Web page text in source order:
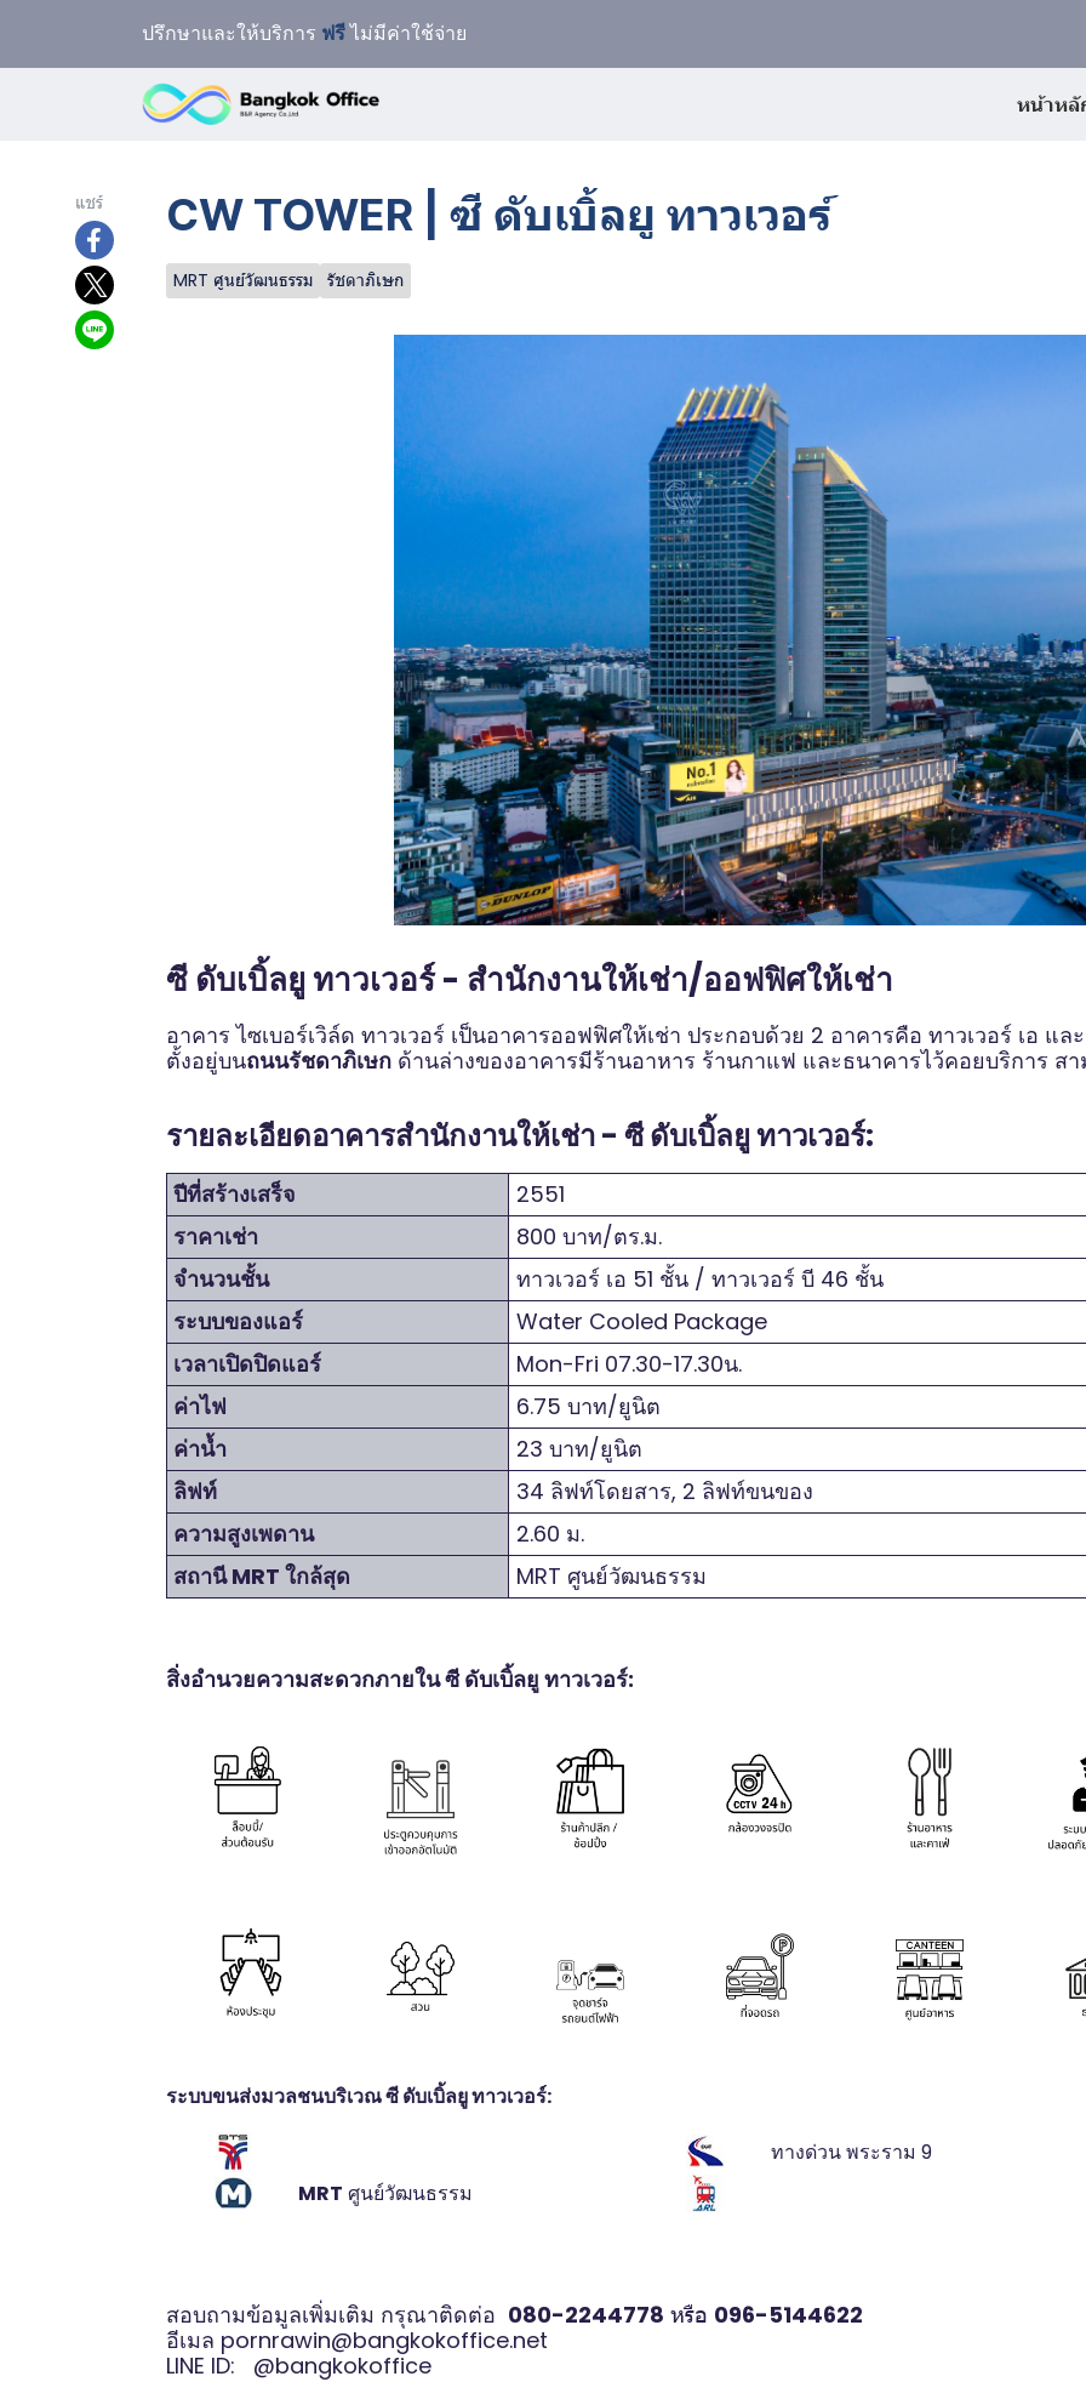
ปรึกษาและให้บริการ ฟรีไม่มีค่าใช้จ่าย
หน้าหลั
แชร์ CW TOWER | ซี ดับเบิ้ลยู ทาวเวอร์
MRT ศูนย์วัฒนธรรม รัชดาภิเษก
ซี ดับเบิ้ลยู ทาวเวอร์ - สำนักงานให้เช่า/ออฟฟิศให้เช่า
อาคาร ไซเบอร์เวิล์ด ทาวเวอร์ เป็นอาคารออฟฟิศให้เช่า ประกอบด้วย 2 อาคารคือ ทาวเวอร์ เอ แ
ตั้งอยู่บนถนนรัชดาภิเษก ด้านล่างของอาคารมีร้านอาหาร ร้านกาแฟ และธนาคารไว้คอยบริการ ส
รายละเอียดอาคารสำนักงานให้เช่า - ซี ดับเบิ้ลยู ทาวเวอร์:
ปีที่สร้างเสร็จ
2551
ราคาเช่า
800 บาท/ตร.ม.
จำนวนชั้น
ทาวเวอร์ เอ 51 ชั้น / ทาวเวอร์ บี 46 ชั้น
ระบบของแอร์
Water Cooled Package
เวลาเปิดปิดแอร์
Mon-Fri 07.30-17.30น.
ค่าไฟ
6.75 บาท/ยูนิต
ค่าน้ำ
23 บาท/ยูนิต
ลิฟท์
34 ลิฟท์โดยสาร, 2 ลิฟท์ขนของ
ความสูงเพดาน
2.60 ม.
สถานี MRT ใกล้สุด
MRT ศูนย์วัฒนธรรม
สิ่งอำนวยความสะดวกภายใน ซี ดับเบิ้ลยู ทาวเวอร์:
ระบบขนส่งมวลชนบริเวณ ซี ดับเบิ้ลยู ทาวเวอร์:
ทางด่วน พระราม 9
MRT ศูนย์วัฒนธรรม
สอบถามข้อมูลเพิ่มเติม กรุณาติดต่อ 080-2244778 หรือ 096-5144622
อีเมล pornrawin@bangkokoffice.net
LINE ID: @bangkokoffice